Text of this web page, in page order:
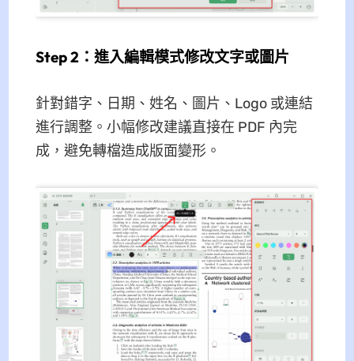
Step 2：進入編輯模式修改文字或圖片
針對錯字、日期、姓名、圖片、Logo 或連結
進行調整。小幅修改建議直接在 PDF 內完
成，避免轉檔造成版面變形。